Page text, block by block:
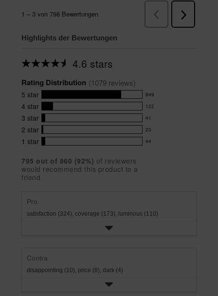
Highlights der Bewertungen
4.6 stars
Average
for
this
product:
4.6
out
of
5
stars
Rating Distribution (1079 reviews)
5 star 849
849
reviews
with
5
star
rating.
4 star 122
122
reviews
with
4
rating.
3 star 41
41
reviews
with
star
rating.
2 star 23
23
reviews
2
star
rating.
1 star 44
44
with
1
795 out of 860 (92%) of reviewers
would recommend this product to a
friend.
Pro
satisfaction (324), coverage (173), luminous (110)
Contra
disappointing (10), price (8), dark (4)